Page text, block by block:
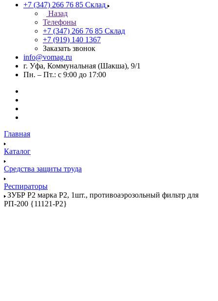
+7 (347) 266 76 85 Склад
Назад
Телефоны
+7 (347) 266 76 85 Склад
+7 (919) 140 1367
Заказать звонок
info@vomag.ru
г. Уфа, Коммунальная (Шакша), 9/1
Пн. – Пт.: с 9:00 до 17:00
Главная
Каталог
Средства защиты труда
Респираторы
ЗУБР Р2 марка Р2, 1шт., противоаэрозольный фильтр для
РП-200 {11121-P2}